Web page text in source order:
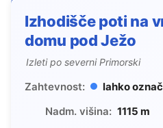
Izhodišče poti na
domu pod Ježo
Izleti po severni Primorski
Zahtevnost:
lahko
Nadm. višina: 1115 m